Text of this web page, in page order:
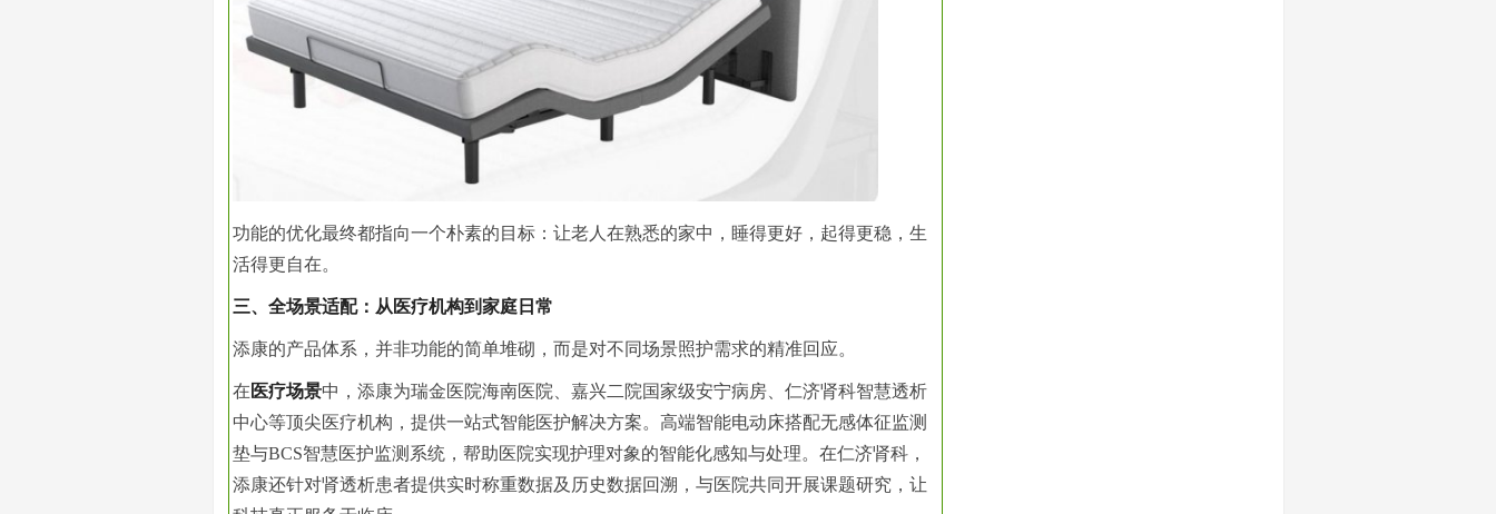
功能的优化最终都指向一个朴素的目标：让老人在熟悉的家中，睡得更好，起得更稳，生
活得更自在。
三、全场景适配：从医疗机构到家庭日常
添康的产品体系，并非功能的简单堆砌，而是对不同场景照护需求的精准回应。
在 医疗场景中，添康为瑞金医院海南医院、嘉兴二院国家级安宁病房、仁济肾科智慧透析
中心等顶尖医疗机构，提供一站式智能医护解决方案。高端智能电动床搭配无感体征监测
垫与BCS智慧医护监测系统，帮助医院实现护理对象的智能化感知与处理。在仁济肾科，
添康还针对肾透析患者提供实时称重数据及历史数据回溯，与医院共同开展课题研究，让